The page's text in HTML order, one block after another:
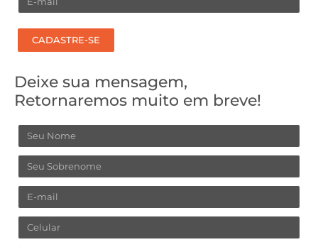
CADASTRE-SE
Deixe sua mensagem,
Retornaremos muito em breve!
Nome
Sobrenome
Email
Celular